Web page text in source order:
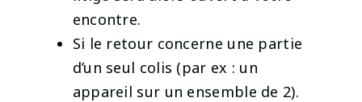
encontre.
Si le retour concerne une partie
d’un seul colis (par ex : un
appareil sur un ensemble de 2).